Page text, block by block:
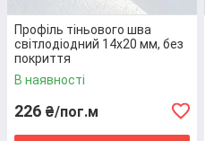
часу.
До
Профіль тіньового шва
світлодіодний 14х20 мм, без
покриття
В наявності
226 ₴/пог.м